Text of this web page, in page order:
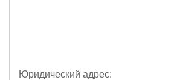
Юридический адрес: